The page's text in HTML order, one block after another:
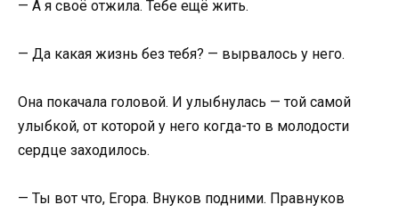
— А я своё отжила. Тебе ещё жить.
— Да какая жизнь без тебя? — вырвалось у него.
Она покачала головой. И улыбнулась — той самой
улыбкой, от которой у него когда-то в молодости
сердце заходилось.
— Ты вот что, Егора. Внуков подними. Правнуков